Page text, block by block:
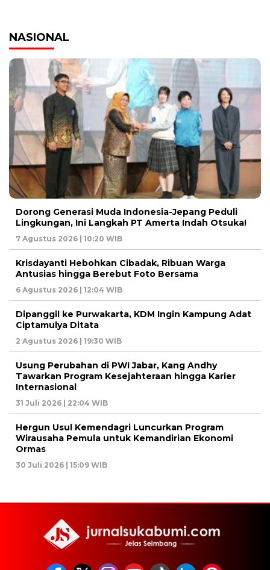
NASIONAL
Dorong Generasi Muda Indonesia-Jepang Peduli
Lingkungan, Ini Langkah PT Amerta Indah Otsuka!
7 Agustus 2026 | 10:20 WIB
Krisdayanti Hebohkan Cibadak, Ribuan Warga
Antusias hingga Berebut Foto Bersama
6 Agustus 2026 | 12:04 WIB
Dipanggil ke Purwakarta, KDM Ingin Kampung Adat
Ciptamulya Ditata
2 Agustus 2026 | 19:30 WIB
Usung Perubahan di PWI Jabar, Kang Andhy
Tawarkan Program Kesejahteraan hingga Karier
Internasional
31 Juli 2026 | 22:04 WIB
Hergun Usul Kemendagri Luncurkan Program
Wirausaha Pemula untuk Kemandirian Ekonomi
Ormas
30 Juli 2026 | 15:09 WIB